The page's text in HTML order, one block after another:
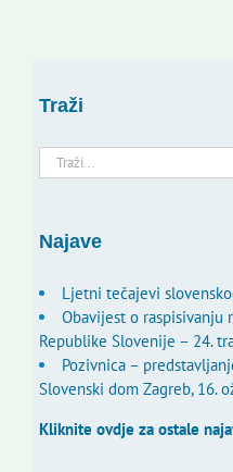
Traži
Traži...
Najave
Ljetni tečajevi
Obavijest o raspisivanju
Republike Slovenije – 24.
Pozivnica –
Slovenski dom Zagreb, 16.
Kliknite ovdje za ostale